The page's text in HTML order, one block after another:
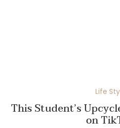
Life
This Student’s
on